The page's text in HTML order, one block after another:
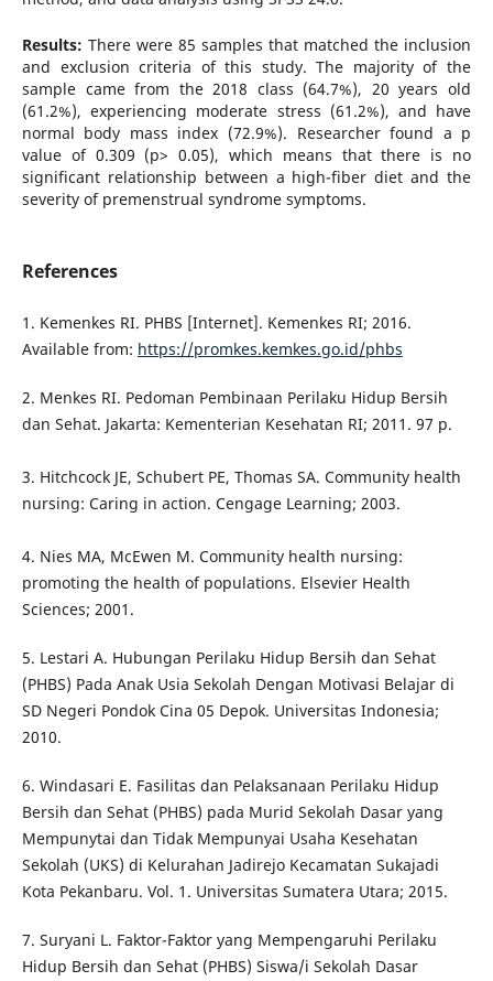
Results: There were 85 samples that matched the inclusion
and exclusion criteria of this study. The majority of the
sample came from the 2018 class (64.7%), 20 years old
(61.2%), experiencing moderate stress (61.2%), and have
normal body mass index (72.9%). Researcher found a p
value of 0.309 (p> 0.05), which means that there is no
significant relationship between a high-fiber diet and the
severity of premenstrual syndrome symptoms.
References
1. Kemenkes RI. PHBS [Internet]. Kemenkes RI; 2016.
Available from: https://promkes.kemkes.go.id/phbs
2. Menkes RI. Pedoman Pembinaan Perilaku Hidup Bersih
dan Sehat. Jakarta: Kementerian Kesehatan RI; 2011. 97 p.
3. Hitchcock JE, Schubert PE, Thomas SA. Community health
nursing: Caring in action. Cengage Learning; 2003.
4. Nies MA, McEwen M. Community health nursing:
promoting the health of populations. Elsevier Health
Sciences; 2001.
5. Lestari A. Hubungan Perilaku Hidup Bersih dan Sehat
(PHBS) Pada Anak Usia Sekolah Dengan Motivasi Belajar di
SD Negeri Pondok Cina 05 Depok. Universitas Indonesia;
2010.
6. Windasari E. Fasilitas dan Pelaksanaan Perilaku Hidup
Bersih dan Sehat (PHBS) pada Murid Sekolah Dasar yang
Mempunytai dan Tidak Mempunyai Usaha Kesehatan
Sekolah (UKS) di Kelurahan Jadirejo Kecamatan Sukajadi
Kota Pekanbaru. Vol. 1. Universitas Sumatera Utara; 2015.
7. Suryani L. Faktor-Faktor yang Mempengaruhi Perilaku
Hidup Bersih dan Sehat (PHBS) Siswa/i Sekolah Dasar